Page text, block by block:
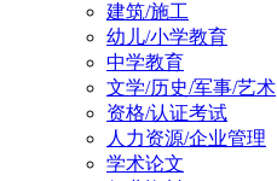
建筑/施工
幼儿/小学教育
中学教育
文学/历史/军事/艺术
资格/认证考试
人力资源/企业管理
学术论文